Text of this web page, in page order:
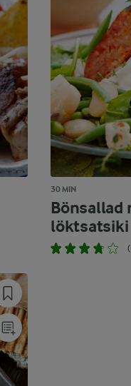
30 MIN
Bönsallad
löktsatsiki